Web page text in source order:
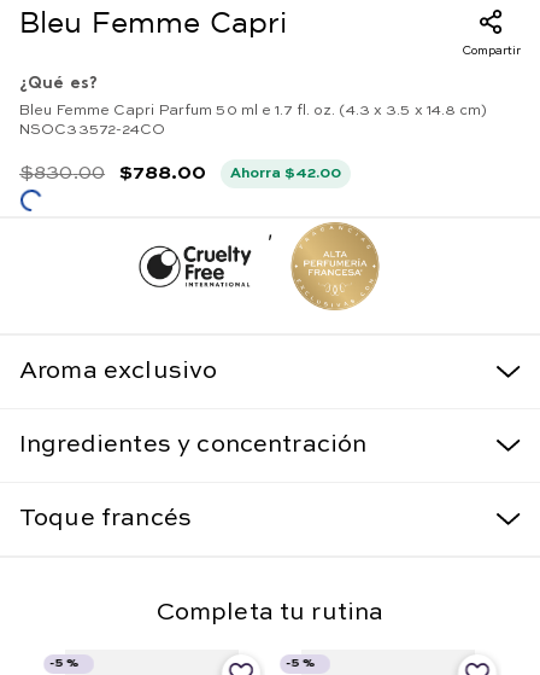
Bleu Femme Capri
Compartir
¿Qué es?
Bleu Femme Capri Parfum 50 ml e 1.7 fl. oz. (4.3 x 3.5 x 14.8 cm)
NSOC33572-24CO
$830.00 $788.00 Ahorra$42.00
,
Aroma exclusivo
Ingredientes y concentración
Toque francés
Completa tu rutina
-5 % -5 %